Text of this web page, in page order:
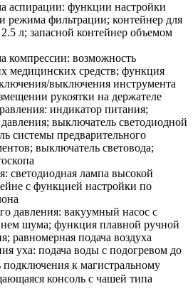
аспирации: функции настройки
режима фильтрации; контейнер для
л; запасной контейнер объемом
компрессии: возможность
медицинских средств; функция
выключения инструмента
рукоятки на держателе
индикатор питания;
выключатель светодиодной
системы предварительного
выключатель световода;
светодиодная лампа высокой
с функцией настройки по
давления: вакуумный насос с
шума; функция плавной ручной
равномерная подача воздуха
уха: подача воды с подогревом до
подключения к магистральному
консоль с чашей типа